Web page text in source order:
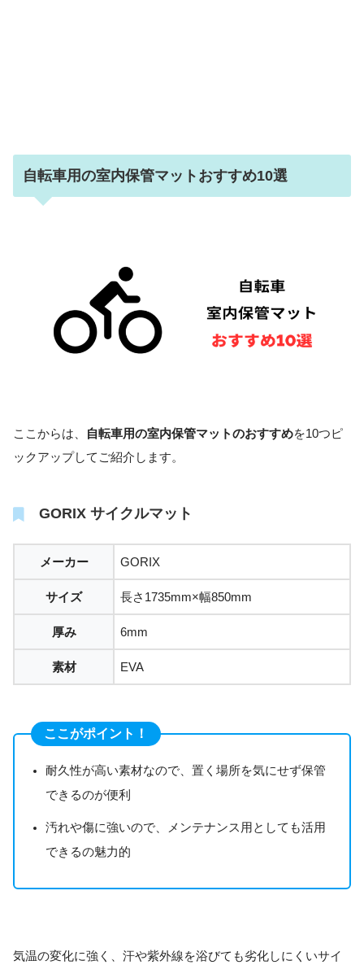
自転車用の室内保管マットおすすめ10選
ここからは、 自転車用の室内保管マットのおすすめを10つピ
ックアップしてご紹介します。
GORIX サイクルマット
メーカー GORIX
サイズ 長さ1735mm×幅850mm
厚み 6mm
素材 EVA
ここがポイント！
耐久性が高い素材なので、置く場所を気にせず保管
できるのが便利
汚れや傷に強いので、メンテナンス用としても活用
できるの魅力的
気温の変化に強く、汗や紫外線を浴びても劣化しにくいサイ